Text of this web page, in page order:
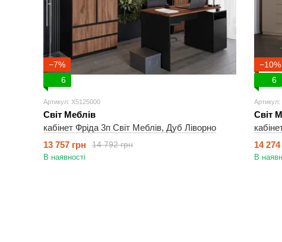
−7%
6
Артикул: X5125000
Світ Меблів
кабінет Фріда 3п Світ Меблів, Дуб Ліворно
14 792 грн
13 757 грн
В наявності
−10%
6
Артикул:
Світ
14 274
В